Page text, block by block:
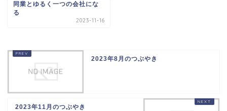
同業とゆるく一つの会社にな
る
2023-11-16
2023年8月のつぶやき
2023年11月のつぶやき